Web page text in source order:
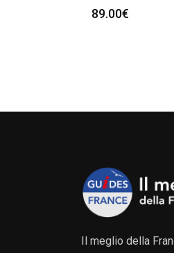
89.00€
Il meglio della